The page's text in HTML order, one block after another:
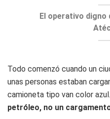
El operativo digno
Todo comenzó cuando un
unas personas estaban
camioneta tipo van color azul.
petróleo, no un